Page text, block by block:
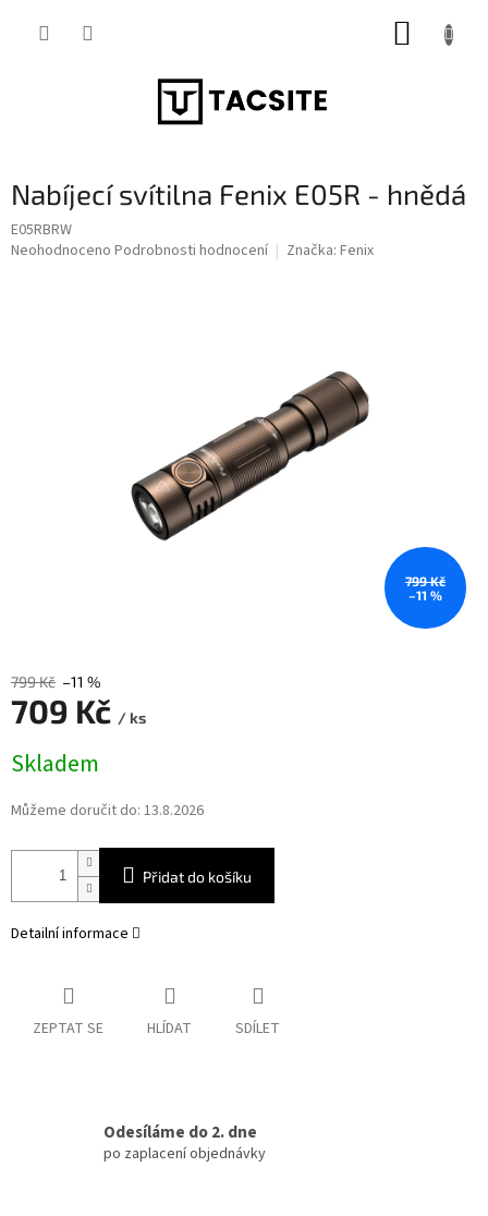
Nabíjecí svítilna Fenix E05R - hnědá
E05RBRW
Průměrné
Neohodnoceno Podrobnosti hodnocení Značka: Fenix
799 Kč
–11 %
799 Kč –11 %
709 Kč / ks
cena:
Skladem
Můžeme doručit do: 13.8.2026
Přidat do košíku
Detailní informace
ZEPTAT SE HLÍDAT SDÍLET
Odesíláme do 2. dne
po zaplacení objednávky